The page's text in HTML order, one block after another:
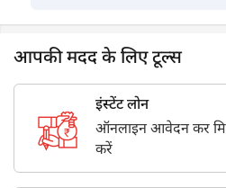
आपकी मदद के लिए टूल्स
इंस्टेंट लोन
ऑनलाइन आवेदन कर
करें